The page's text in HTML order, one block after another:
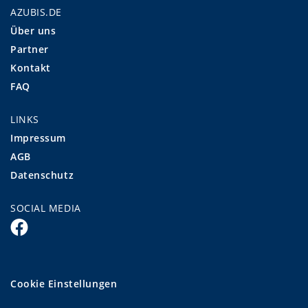
AZUBIS.DE
Über uns
Partner
Kontakt
FAQ
LINKS
Impressum
AGB
Datenschutz
SOCIAL MEDIA
Cookie Einstellungen